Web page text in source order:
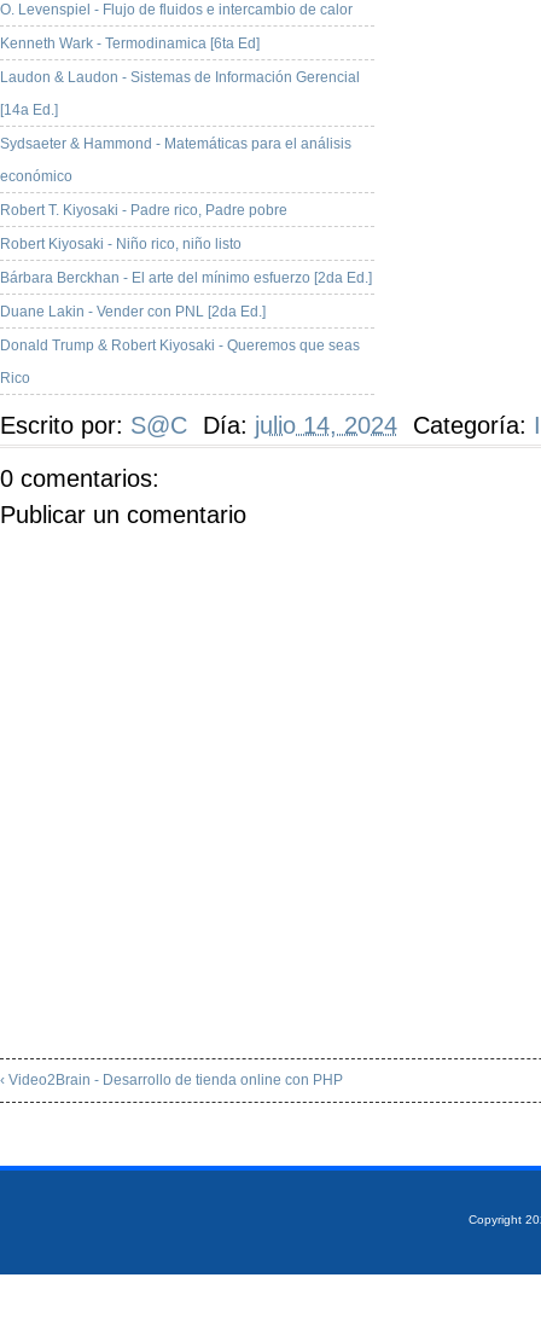
O. Levenspiel - Flujo de fluidos e intercambio de calor
Kenneth Wark - Termodinamica [6ta Ed]
Laudon & Laudon - Sistemas de Información Gerencial
[14a Ed.]
Sydsaeter & Hammond - Matemáticas para el análisis
económico
Robert T. Kiyosaki - Padre rico, Padre pobre
Robert Kiyosaki - Niño rico, niño listo
Bárbara Berckhan - El arte del mínimo esfuerzo [2da Ed.]
Duane Lakin - Vender con PNL [2da Ed.]
Donald Trump & Robert Kiyosaki - Queremos que seas
Rico
Escrito por: S@C Día: julio 14, 2024 Categoría:
0 comentarios:
Publicar un comentario
‹ Video2Brain - Desarrollo de tienda online con PHP
Copyright